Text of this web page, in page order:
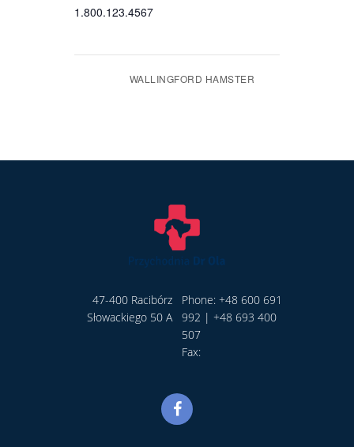
1.800.123.4567
WALLINGFORD HAMSTER
Phone: +48 600 691
992 | +48 693 400
507
Fax:
47-400 Racibórz
Słowackiego 50 A